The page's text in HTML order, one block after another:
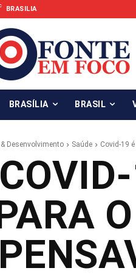
BRASILIA
BRASÍLIA BRASIL
Desenvolvimento Saúde Covid-19